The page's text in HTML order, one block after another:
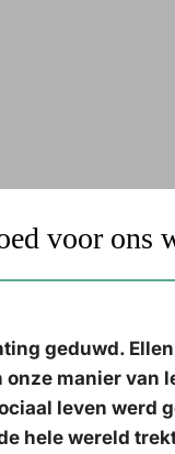
voor ons
geduwd. Ellen
manier van
leven werd
hele wereld